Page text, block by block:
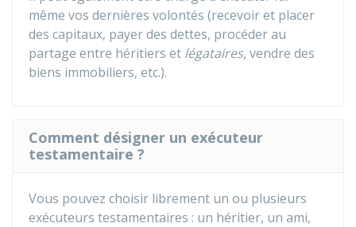
même vos dernières volontés (recevoir et placer
des capitaux, payer des dettes, procéder au
partage entre héritiers et légataires, vendre des
biens immobiliers, etc.).
Comment désigner un exécuteur
testamentaire ?
Vous pouvez choisir librement un ou plusieurs
exécuteurs testamentaires : un héritier, un ami,